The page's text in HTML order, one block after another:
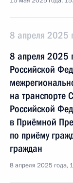
8 апреля 2025
8 апреля 2025
Российской
на транспорте
Российской
в Приёмной
по приёму
граждан
8 апреля 2025 года,